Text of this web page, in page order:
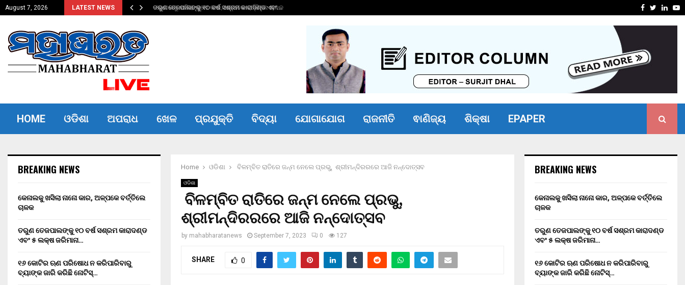
August 7, 2026 LATEST NEWS
ଚାଳକ ତରୁଣ ତେଜପାଲଙ୍କୁ ୧୦ ବର୍ଷ ସଶ୍ରମ କାରାଦଣ୍ଡ ଏବଂ… ଭୀମ
Facebook
Twitter
HOME ଓଡିଶା ଅପରାଧ ଖେଳ ପ୍ରଯୁକ୍ତି ବିଦ୍ୟା ଯୋଗାଯୋଗ ରାଜନୀତି ଵାଣିଜ୍ୟ ଶିକ୍ଷା EPAPER
Home ଓଡିଶା ବିଳମ୍ବିତ ରାତିରେ ଜନ୍ମ ନେଲେ ପ୍ରଭୁ, ଶ୍ରୀମନ୍ଦିରରରେ ଆଜି ନନ୍ଦୋତ୍ସବ
ଓଡିଶା
ବିଳମ୍ବିତ ରାତିରେ ଜନ୍ମ ନେଲେ ପ୍ରଭୁ,
ଶ୍ରୀମନ୍ଦିରରରେ ଆଜି ନନ୍ଦୋତ୍ସବ
by mahabharatanews September 7, 2023 0 127
SHARE 0
BREAKING NEWS
କେନାଲକୁ ଖସିଲା ନାନୋ କାର, ଅଳ୍ପକେ ବର୍ତ୍ତିଲେ
ଚାଳକ
ତରୁଣ ତେଜପାଲଙ୍କୁ ୧୦ ବର୍ଷ ସଶ୍ରମ କାରାଦଣ୍ଡ
ଏବଂ ₹୫ ଲକ୍ଷ ଜରିମାନା…
୧୬ କୋଟିର ଋଣ ପରିଷୋଧ ନ କରିପାରିବାରୁ
ବ୍ୟାଙ୍କ ଜାରି କରିଛି ନୋଟିସ୍…
BREAKING NEWS
କେନାଲକୁ ଖସିଲା ନାନୋ କାର, ଅଳ୍ପକେ ବର୍ତ୍ତିଲେ
ଚାଳକ
ତରୁଣ ତେଜପାଲଙ୍କୁ ୧୦ ବର୍ଷ ସଶ୍ରମ କାରାଦଣ୍ଡ
ଏବଂ ₹୫ ଲକ୍ଷ ଜରିମାନା…
୧୬ କୋଟିର ଋଣ ପରିଷୋଧ ନ କରିପାରିବାରୁ
ବ୍ୟାଙ୍କ ଜାରି କରିଛି ନୋଟିସ୍…